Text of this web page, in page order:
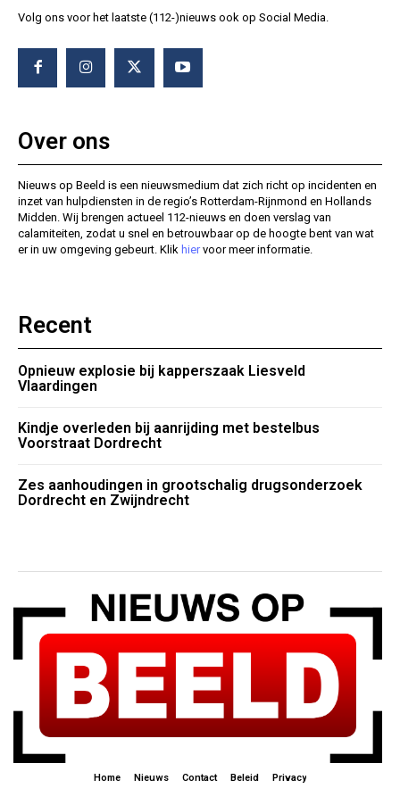
Volg ons voor het laatste (112-)nieuws ook op Social Media.
Over ons
Nieuws op Beeld is een nieuwsmedium dat zich richt op incidenten en
inzet van hulpdiensten in de regio’s Rotterdam-Rijnmond en Hollands
Midden. Wij brengen actueel 112-nieuws en doen verslag van
calamiteiten, zodat u snel en betrouwbaar op de hoogte bent van wat
er in uw omgeving gebeurt. Klik hiervoor meer informatie.
Recent
Opnieuw explosie bij kapperszaak Liesveld
Vlaardingen
Kindje overleden bij aanrijding met bestelbus
Voorstraat Dordrecht
Zes aanhoudingen in grootschalig drugsonderzoek
Dordrecht en Zwijndrecht
Home Nieuws Contact Beleid Privacy